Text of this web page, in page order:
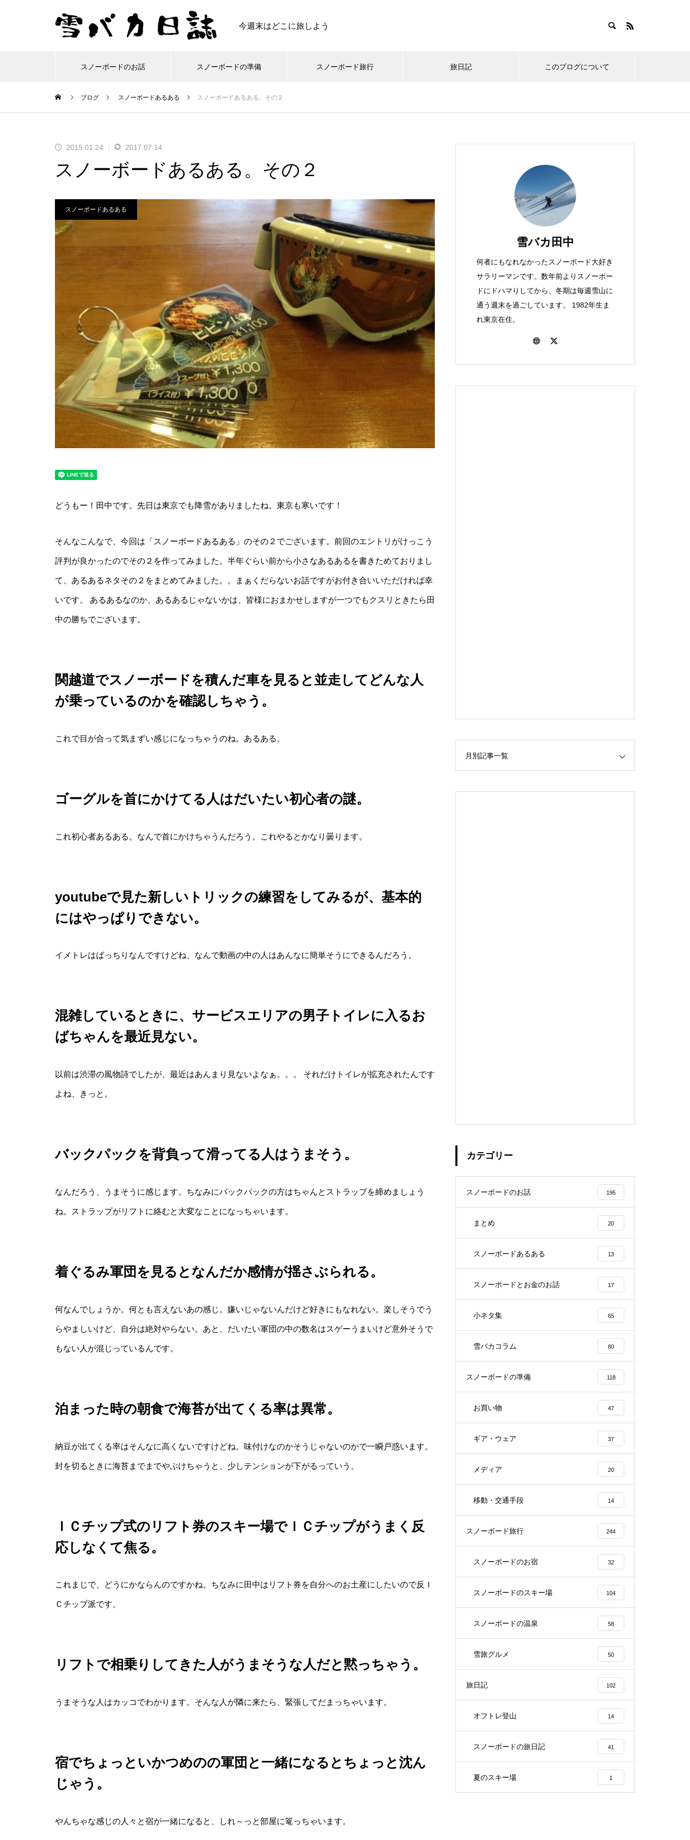
今週末はどこに旅しよう
スノーボードのお話 スノーボードの準備 スノーボード旅行 旅日記 このブログについて
雪バカコラム まとめ 小ネタ集
た！
カワバンガ！川場スキー場
無沙汰しております！今シ
ーズンも始まりますな！小
ネタ集 その75
今シーズンもお疲れ様でし
た！23-24シーズンのこと。
うまく行くかどうかは紙一
重。ほか、小ネタ集その7
4。
10周年だよ！雪バカ日誌！
北アルプス！乗鞍岳登山に
行ってきました
ツラいです。他、小ネタ集
その６７。
移動・交通手段
よ！
というお話。
車のフロントガラスにヒビ
冬用ワイパーを使ってみた
らボチボチありだった件。
そしてエアコンフィルター
交換。
新幹線スノボ旅行に新しい
ミックレールパック」のお
話。
フィックスポイント式のベ
ースキャリアを自分でつけ
てみました！
スノーボード旅行を軸に考
える車選びのお話。
スノーボード旅行で関越が
通行止めになった過去の経
験談。
ー・スノーボードキャリア
の選び方。
スノーボードのスキー場
ここ面白い！美深スキー場
で滑ってきました
した。
保護中: What’s UP！？和寒
東山スキー場で滑ってきた
よ！
伝統のワイドバーン！岩原
スキー場
穴場化してる！妙高 池の平
温泉アルペンブリックスキ
ー場でパウパウ！
雨に降られて。朝里川温泉
スキー場で滑りました。
保護中: 極上雪質！名寄ピヤ
シリスキー場に行ってきま
した。
る！北海道旭川市サンタプ
レゼントパーク
スノーボードの旅日記
2024-25シーズンもスター
ト！今年も富良野です。
ンボ。with100日記
保護中: 青森県 八甲田山バ
ックカントリーツアーに行
った話。
まさかの寒波到来！雪と時
ップの巻
好きなことしかしない旅！2
024。オレの旭川スノボ旅
色々変わってる！石打丸山
スキー場に行ってきまし
た！
北海道まで来て雨です。北
暖冬でもスキー場が好き！
北海道富良野初滑りの旅。
う！乗鞍岳バックカントリ
ーの旅
ブログ スノーボードあるある スノーボードあるある。その２
2015.01.24 2017.07.14
スノーボードあるある。その２
スノーボードあるある
どうもー！田中です。先日は東京でも降雪がありましたね。東京も寒いです！
そんなこんなで、今回は「スノーボードあるある」のその２でございます。前回のエントリがけっこう
評判が良かったのでその２を作ってみました。半年ぐらい前から小さなあるあるを書きためておりまし
て、あるあるネタその２をまとめてみました。。まぁくだらないお話ですがお付き合いいただければ幸
いです。 あるあるなのか、あるあるじゃないかは、皆様におまかせしますが一つでもクスリときたら田
中の勝ちでございます。
関越道でスノーボードを積んだ車を見ると並走してどんな人
が乗っているのかを確認しちゃう。
これで目が合って気まずい感じになっちゃうのね。あるある。
ゴーグルを首にかけてる人はだいたい初心者の謎。
これ初心者あるある。なんで首にかけちゃうんだろう。これやるとかなり曇ります。
youtubeで見た新しいトリックの練習をしてみるが、基本的
にはやっぱりできない。
イメトレはばっちりなんですけどね、なんで動画の中の人はあんなに簡単そうにできるんだろう。
混雑しているときに、サービスエリアの男子トイレに入るお
ばちゃんを最近見ない。
以前は渋滞の風物詩でしたが、最近はあんまり見ないよなぁ。。。 それだけトイレが拡充されたんです
よね、きっと。
バックパックを背負って滑ってる人はうまそう。
なんだろう、うまそうに感じます。ちなみにバックパックの方はちゃんとストラップを締めましょう
ね。ストラップがリフトに絡むと大変なことになっちゃいます。
着ぐるみ軍団を見るとなんだか感情が揺さぶられる。
何なんでしょうか。何とも言えないあの感じ。嫌いじゃないんだけど好きにもなれない。楽しそうでう
らやましいけど、自分は絶対やらない。あと、だいたい軍団の中の数名はスゲーうまいけど意外そうで
もない人が混じっているんです。
泊まった時の朝食で海苔が出てくる率は異常。
納豆が出てくる率はそんなに高くないですけどね。味付けなのかそうじゃないのかで一瞬戸惑います。
封を切るときに海苔までまでやぶけちゃうと、少しテンションが下がるっていう。
ＩＣチップ式のリフト券のスキー場でＩＣチップがうまく反
応しなくて焦る。
これまじで、どうにかならんのですかね。ちなみに田中はリフト券を自分へのお土産にしたいので反Ｉ
Ｃチップ派です。
リフトで相乗りしてきた人がうまそうな人だと黙っちゃう。
うまそうな人はカッコでわかります。そんな人が隣に来たら、緊張してだまっちゃいます。
宿でちょっといかつめのの軍団と一緒になるとちょっと沈ん
じゃう。
やんちゃな感じの人々と宿が一緒になると、しれ～っと部屋に篭っちゃいます。
雪バカ田中
何者にもなれなかったスノーボード大好き
サラリーマンです。数年前よりスノーボー
ドにドハマりしてから、冬期は毎週雪山に
通う週末を過ごしています。 1982年生ま
れ東京在住。
月別記事一覧
カテゴリー
スノーボードのお話 195
まとめ 20
スノーボードあるある 13
スノーボードとお金のお話 17
小ネタ集 65
雪バカコラム 80
スノーボードの準備 118
お買い物 47
ギア・ウェア 37
メディア 20
移動・交通手段 14
スノーボード旅行 244
スノーボードのお宿 32
スノーボードのスキー場 104
スノーボードの温泉 58
雪旅グルメ 50
旅日記 102
オフトレ登山 14
スノーボードの旅日記 41
夏のスキー場 1